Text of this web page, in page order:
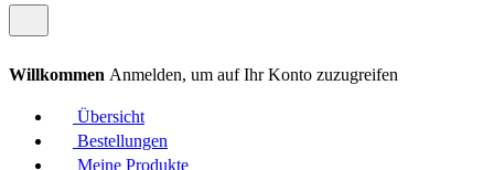
Willkommen Anmelden, um auf Ihr Konto zuzugreifen
Übersicht
Bestellungen
Meine Produkte